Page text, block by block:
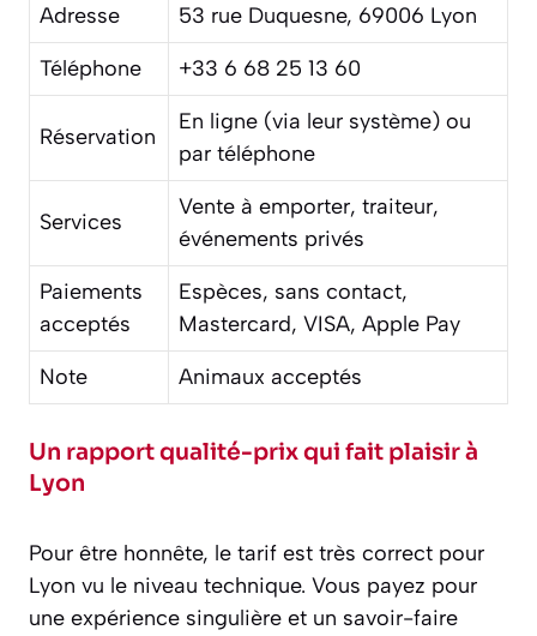
Adresse
53 rue Duquesne, 69006 Lyon
Téléphone
+33 6 68 25 13 60
Réservation
En ligne (via leur système) ou
par téléphone
Services
Vente à emporter, traiteur,
événements privés
Paiements
acceptés
Espèces, sans contact,
Mastercard, VISA, Apple Pay
Note
Animaux acceptés
Un rapport qualité-prix qui fait plaisir à
Lyon
Pour être honnête, le tarif est très correct pour
Lyon vu le niveau technique. Vous payez pour
une expérience singulière et un savoir-faire